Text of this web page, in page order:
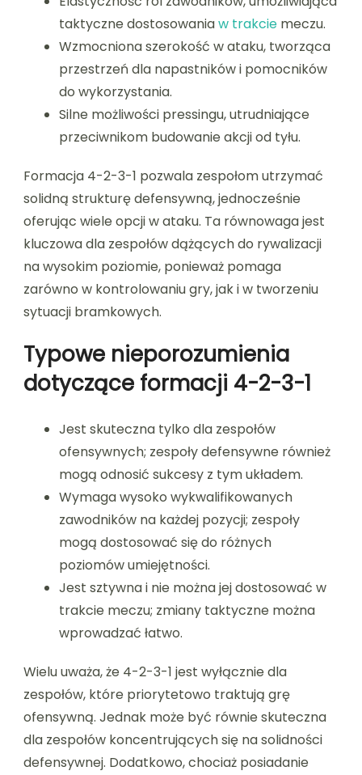
taktyczne dostosowaniaw trakcie meczu.
Wzmocniona szerokość w ataku, tworząca
przestrzeń dla napastników i pomocników
do wykorzystania.
Silne możliwości pressingu, utrudniające
przeciwnikom budowanie akcji od tyłu.
Formacja 4-2-3-1 pozwala zespołom utrzymać
solidną strukturę defensywną, jednocześnie
oferując wiele opcji w ataku. Ta równowaga jest
kluczowa dla zespołów dążących do rywalizacji
na wysokim poziomie, ponieważ pomaga
zarówno w kontrolowaniu gry, jak i w tworzeniu
sytuacji bramkowych.
Typowe nieporozumienia
dotyczące formacji 4-2-3-1
Jest skuteczna tylko dla zespołów
ofensywnych; zespoły defensywne również
mogą odnosić sukcesy z tym układem.
Wymaga wysoko wykwalifikowanych
zawodników na każdej pozycji; zespoły
mogą dostosować się do różnych
poziomów umiejętności.
Jest sztywna i nie można jej dostosować w
trakcie meczu; zmiany taktyczne można
wprowadzać łatwo.
Wielu uważa, że 4-2-3-1 jest wyłącznie dla
zespołów, które priorytetowo traktują grę
ofensywną. Jednak może być równie skuteczna
dla zespołów koncentrujących się na solidności
defensywnej. Dodatkowo, chociaż posiadanie